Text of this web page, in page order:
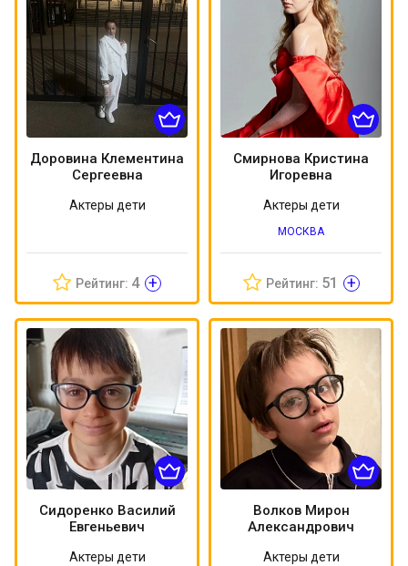
Доровина Клементина
Сергеевна
Актеры дети
Рейтинг: 4 +
Смирнова Кристина
Игоревна
Актеры дети
МОСКВА
Рейтинг: 51 +
Сидоренко Василий
Евгеньевич
Актеры дети
Волков Мирон
Александрович
Актеры дети